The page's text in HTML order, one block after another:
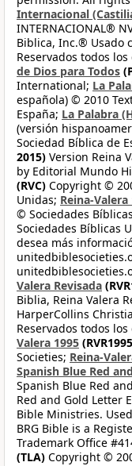
Internacional
INTERNACIONAL®
Biblica, Inc.® Usado
Reservados todos
de Dios para Todos
International; La
española) © 2010
España; La Palabra
(versión
Sociedad Bíblica de
2015) Version Reina
by Editorial Mundo
(RVC) Copyright ©
Unidas; Reina-Valera
© Sociedades
Sociedades Bíblicas
desea más
Valera Revisada
Biblia, Reina Valera
HarperCollins
Reservados todos
Valera 1995
Societies; Reina-
Spanish Blue Red
Spanish Blue Red
Red and Gold Letter
Bible Ministries.
BRG Bible is a
Trademark Office
(TLA) Copyright ©